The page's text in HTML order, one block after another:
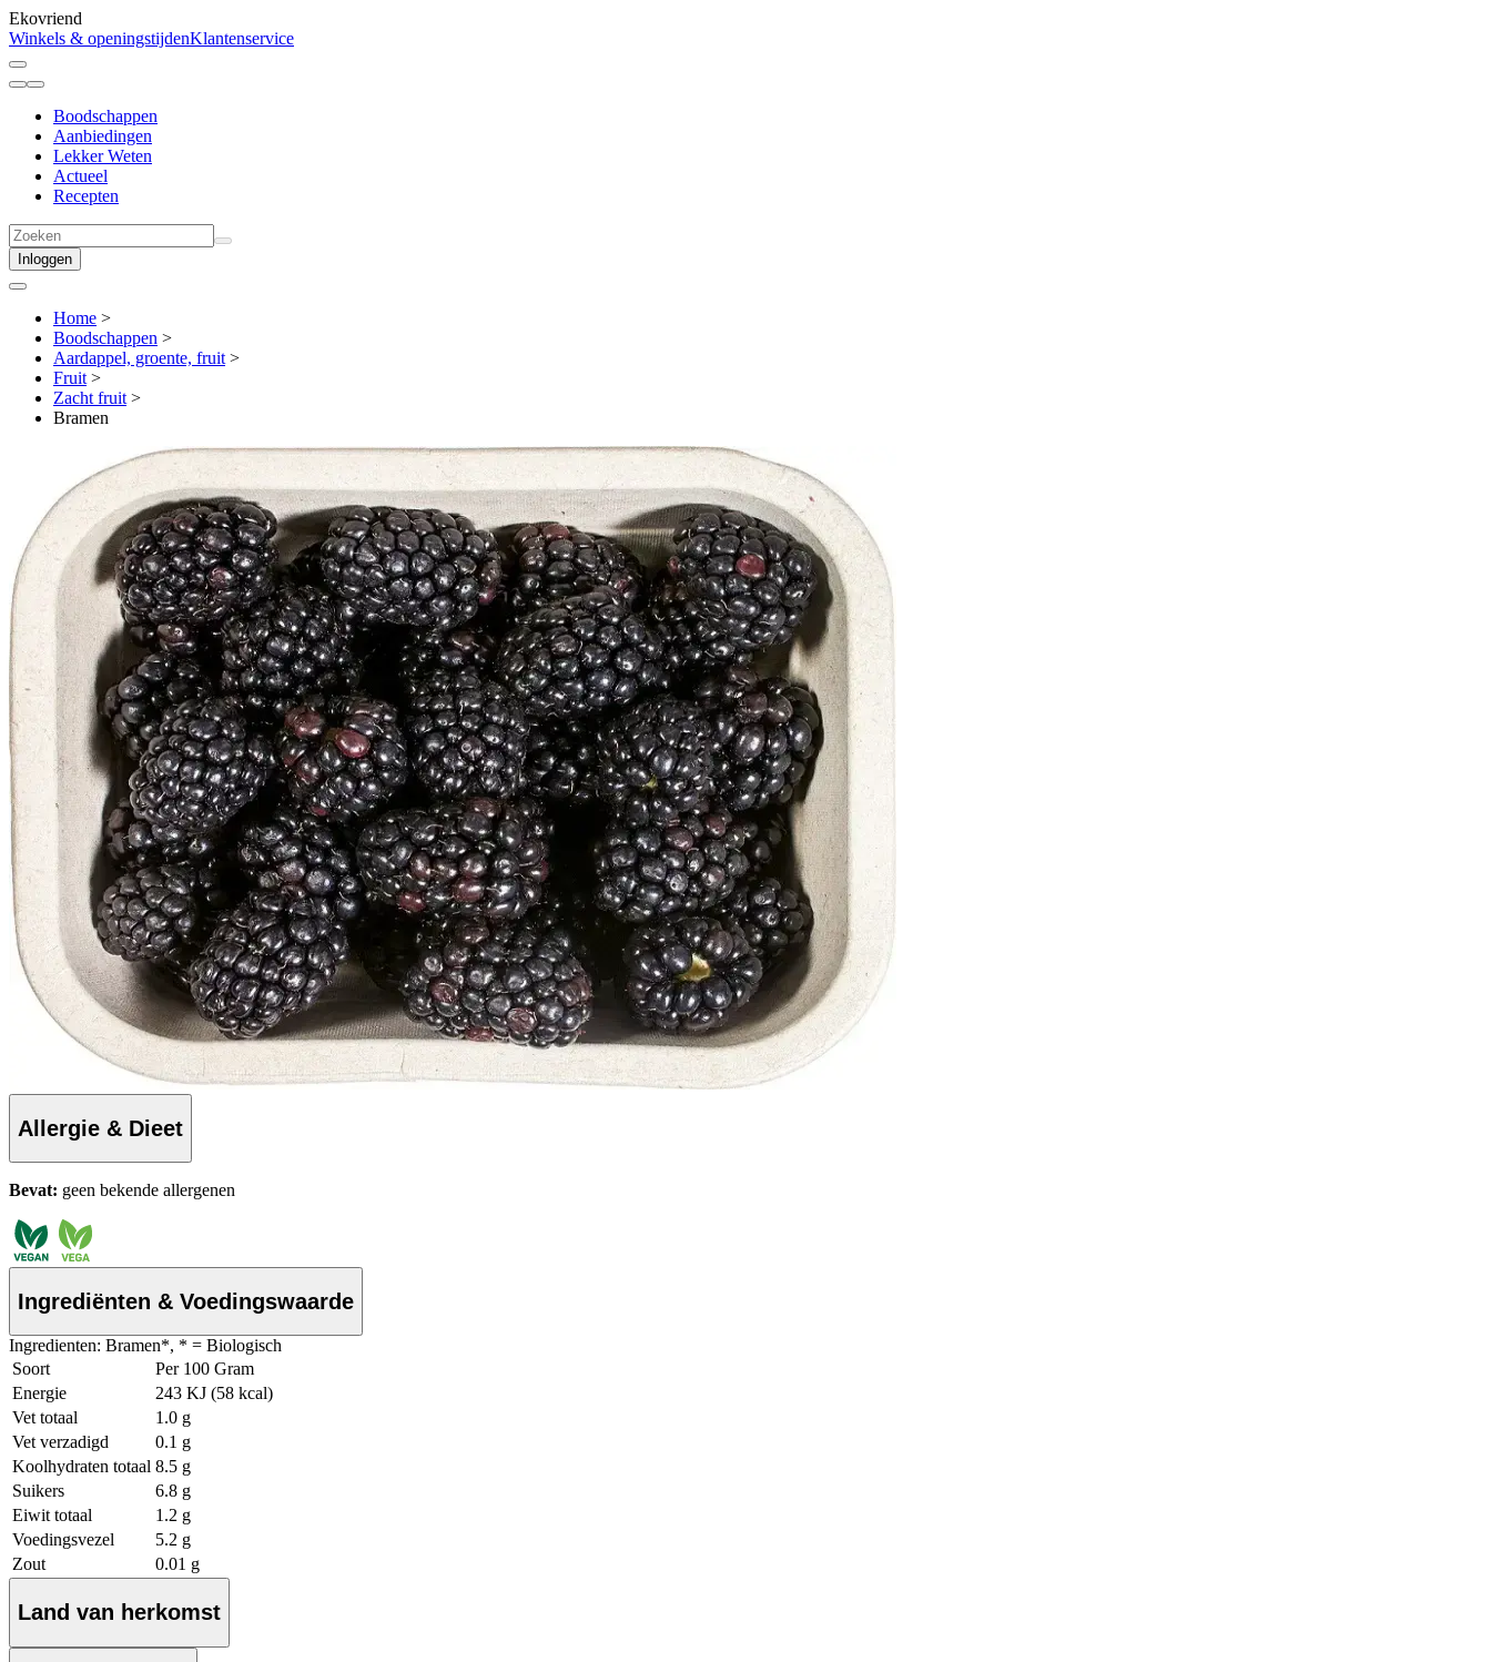
Ekovriend
Winkels & openingstijdenKlantenservice
Boodschappen
Aanbiedingen
Lekker Weten
Actueel
Recepten
Inloggen
Home >
Boodschappen >
Aardappel, groente, fruit >
Fruit >
Zacht fruit >
Bramen
Allergie & Dieet
Bevat: geen bekende allergenen
Ingrediënten & Voedingswaarde
Ingredienten: Bramen*, * = Biologisch
Soort
Per 100 Gram
Energie
243 KJ (58 kcal)
Vet totaal
1.0 g
Vet verzadigd
0.1 g
Koolhydraten totaal 8.5 g
Suikers
6.8 g
Eiwit totaal
1.2 g
Voedingsvezel
5.2 g
Zout
0.01 g
Land van herkomst